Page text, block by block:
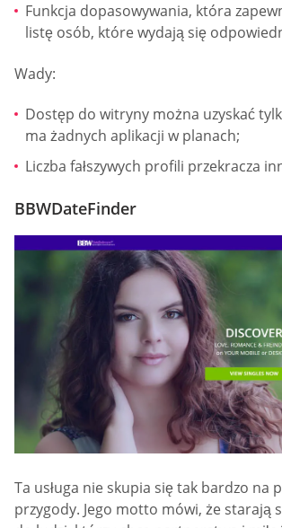
Funkcja dopasowywania, która
listę osób, które wydają się
Wady:
Dostęp do witryny można uzyskać
ma żadnych aplikacji w planach;
Liczba fałszywych profili przekracza
BBWDateFinder
Ta usługa nie skupia się tak bardzo na
przygody. Jego motto mówi, że starają